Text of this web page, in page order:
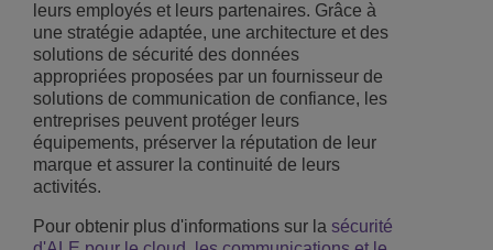
leurs employés et leurs partenaires. Grâce à
une stratégie adaptée, une architecture et des
solutions de sécurité des données
appropriées proposées par un fournisseur de
solutions de communication de confiance, les
entreprises peuvent protéger leurs
équipements, préserver la réputation de leur
marque et assurer la continuité de leurs
activités.
Pour obtenir plus d'informations sur la sécurité